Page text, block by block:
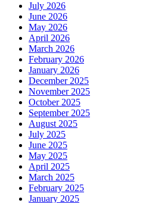
July 2026
June 2026
May 2026
April 2026
March 2026
February 2026
January 2026
December 2025
November 2025
October 2025
September 2025
August 2025
July 2025
June 2025
May 2025
April 2025
March 2025
February 2025
January 2025